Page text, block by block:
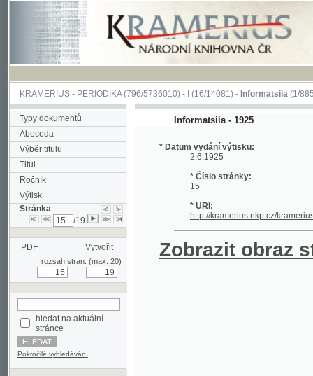
KRAMERIUS-PERIODIKA(796/5736010) -I(16/14081) -Informatsiia(1/885)
Typy dokumentů
Abeceda
Výběr titulu
Titul
Ročník
Výtisk
Stránka
PDF Vytvořit
rozsah stran: (max. 20)
stránce
Pokročilé vyhledávání
Informatsiia - 1925
* Datum vydání výtisku:
2.6.1925
* Číslo stránky:
* URI:
Zobrazit obraz